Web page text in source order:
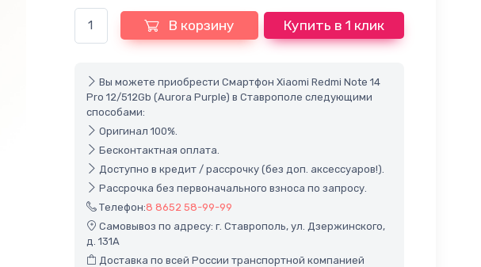
В корзину Купить в 1 клик
Вы можете приобрести Смартфон Xiaomi Redmi Note 14
Pro 12/512Gb (Aurora Purple) в Ставрополе следующими
способами:
Оригинал 100%.
Бесконтактная оплата.
Доступно в кредит / рассрочку (без доп. аксессуаров!).
Рассрочка без первоначального взноса по запросу.
Телефон:8 8652 58-99-99
Самовывоз по адресу: г. Ставрополь, ул. Дзержинского,
д. 131А
Доставка по всей России транспортной компанией